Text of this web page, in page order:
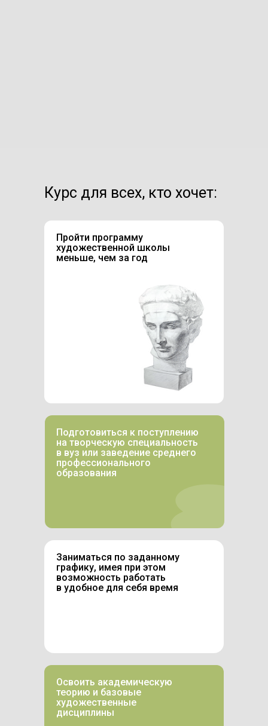
Курс для всех, кто хочет:
Пройти программу
художественной школы
меньше, чем за год
Заниматься по заданному
графику, имея при этом
возможность работать
в удобное для себя время
Подготовиться к поступлению
на творческую специальность
в вуз или заведение среднего
профессионального
образования
Освоить академическую
теорию и базовые
художественные
дисциплины